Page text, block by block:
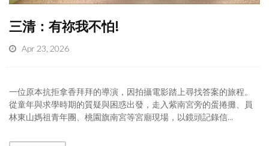
三清：有祢我不怕!
Apr 23, 2026
一位原本抗拒拿香拜拜的導演，因拍攝電影踏上尋找答案的旅程。
從童年與求學時期的質疑與困惑出發，走入紫南宮旁的蛋捲攤、員
林東山媽祖青年團、桃園旗南宮等宮廟現場，以鏡頭記錄信...